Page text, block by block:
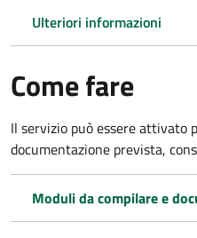
Ulteriori informazioni
Come fare
Il servizio può essere attivato
documentazione prevista,
Moduli da compilare e